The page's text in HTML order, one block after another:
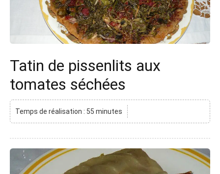
Tatin de pissenlits aux
tomates séchées
Temps de réalisation : 55 minutes